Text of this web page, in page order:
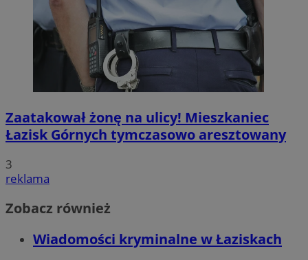
Zaatakował żonę na ulicy! Mieszkaniec
Łazisk Górnych tymczasowo aresztowany
3
reklama
Zobacz również
Wiadomości kryminalne w Łaziskach